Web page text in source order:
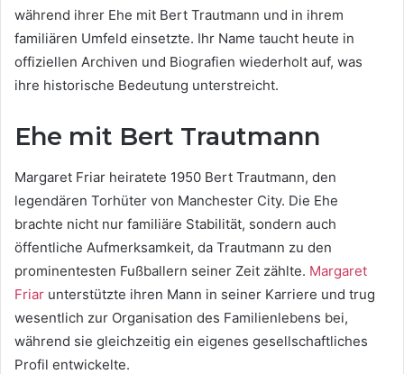
während ihrer Ehe mit Bert Trautmann und in ihrem
familiären Umfeld einsetzte. Ihr Name taucht heute in
offiziellen Archiven und Biografien wiederholt auf, was
ihre historische Bedeutung unterstreicht.
Ehe mit Bert Trautmann
Margaret Friar heiratete 1950 Bert Trautmann, den
legendären Torhüter von Manchester City. Die Ehe
brachte nicht nur familiäre Stabilität, sondern auch
öffentliche Aufmerksamkeit, da Trautmann zu den
prominentesten Fußballern seiner Zeit zählte. Margaret
Friar unterstützte ihren Mann in seiner Karriere und trug
wesentlich zur Organisation des Familienlebens bei,
während sie gleichzeitig ein eigenes gesellschaftliches
Profil entwickelte.